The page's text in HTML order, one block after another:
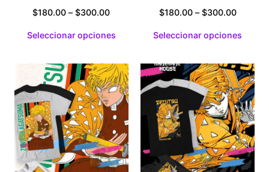
$180.00 – $300.00Price
$180.00
$300.00
Seleccionar opciones
$180.00 – $300.00Price
$180.00
Seleccionar opciones